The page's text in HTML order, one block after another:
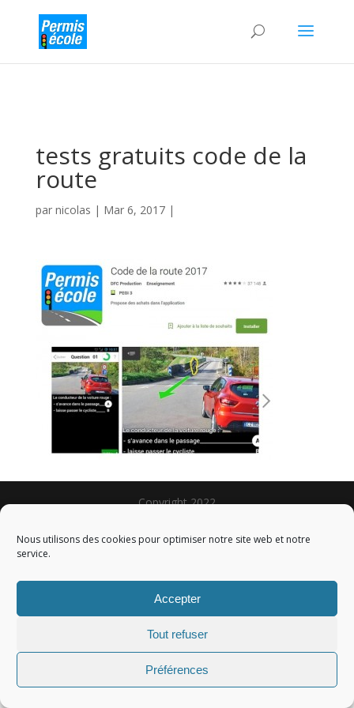
Nous utilisons des cookies pour optimiser notre site web et notre
service.
Accepter
Tout refuser
Préférences
tests gratuits code de la
route
par nicolas | Mar 6, 2017|
Copyright 2022